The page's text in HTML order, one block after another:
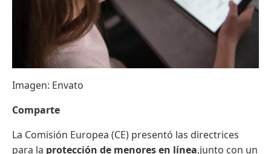
Imagen: Envato
Comparte
La Comisión Europea (CE) presentó las directrices
para la protección de menores en línea,junto con un